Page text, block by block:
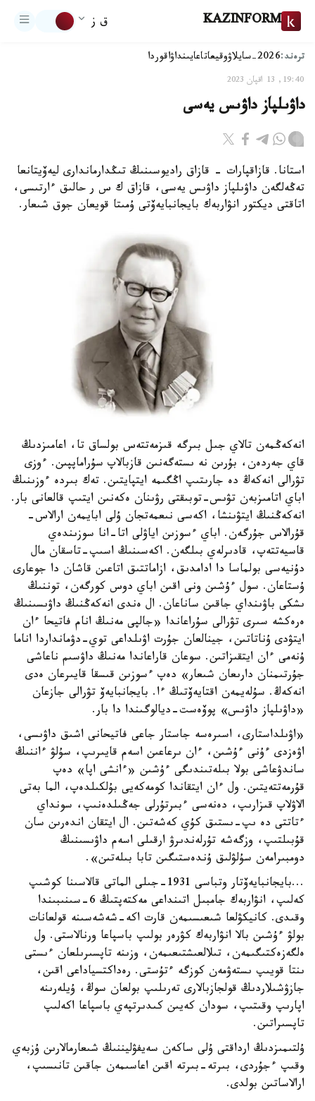
KAZINFORM ق ز
ترەند:2026-سايلاۋ وقيعاتاعايىنداۋاقوردا
19:40, 13 اقپان 2023
داۋىلپاز داۋىس يەسى
استانا. قازاقپارات - قازاق راديوسىنىڭ تىڭدارماندارى ليەۆيتانعا
تەڭەلگەن داۋىلپاز داۋىس يەسى، قازاق ك س ر حالىق ءارتىسى،
اتاقتى ديكتور انۋاربەك بايجانبايەۆتى ۇمىتا قويعان جوق شىعار.
انەكەڭمەن تالاي جىل بىرگە قىزمەتتەس بولساق تا، اعامىزدىڭ
قاي جەردەن، بۇرىن نە ىستەگەنىن قازبالاپ سۇراماپپىن. ءوزى
تۋرالى انەكەڭ دە جارىتىپ اڭگىمە ايتپايتىن. تەك بىردە ءوزىنىڭ
اباي اتامىزبەن تۋىس-توبىقتى رۋىنان ەكەنىن ايتىپ قالعانى بار.
انەكەڭنىڭ ايتۋىنشا، اكەسى نىعمەتجان ۇلى ابايمەن ارالاس-
قۇرالاس جۇرگەن. اباي ءسوزىن اياۋلى اتا-انا سوزىندەي
قاسيەتتەپ، قادىرلەي بىلگەن. اكەسىنىڭ اسىپ-تاسقان مال
دۇنيەسى بولماسا دا ادامدىق، ازاماتتىق اتاعىن قاشان دا جوعارى
ۇستاعان. سول ءۇشىن ونى اقىن اباي دوس كورگەن، توننىڭ
ىشكى باۋىنداي جاقىن ساناعان. ال ەندى انەكەڭنىڭ داۋىسىنىڭ
ەرەكشە سىرى تۋرالى سۇراعاندا «جالپى مەنىڭ انام فاتيحا ءان
ايتۋدى ۇناتاتىن، جينالعان جۇرت اۋىلداعى توي-دۋمانداردا اناما
ۇنەمى ءان ايتقىزاتىن. سوعان قاراعاندا مەنىڭ داۋسىم ناعاشى
جۇرتىمنان دارىعان شىعار» دەپ ءسوزىن قىسقا قايىرعان ەدى
انەكەڭ. سۇلەيمەن اقتايەۆتىڭ ءا. بايجانبايەۆ تۋرالى جازعان
«داۋىلپاز داۋىس» پوۆەست-ديالوگىندا دا بار.
«اۋىلداستارى، اسىرەسە جاستار جاعى فاتيحانى اشىق داۋىسى،
اۋەزدى ءۇنى ءۇشىن، ءان ىرعاعىن اسەم قايىرىپ، سۇلۋ ءاننىڭ
ساندۋعاشى بولا بىلەتىندىگى ءۇشىن «ءانشى اپا» دەپ
قۇرمەتتەيتىن. ول ءان ايتقاندا كومەكەيى بۇلكىلدەپ، الما بەتى
الاۋلاپ قىزارىپ، دەنەسى ءبىرتۇرلى جەڭىلدەنىپ، سونداي
ءتاتتى دە ىپ-ىستىق كۇي كەشەتىن. ال ايتقان اندەرىن سان
قۇبىلتىپ، وزگەشە تۇرلەندىرۋ ارقىلى اسەم داۋىسىنىڭ
دومبىرامەن سۇلۋلىق ۇندەستىگىن تابا بىلەتىن».
...بايجانبايەۆتار وتباسى 1931-جىلى الماتى قالاسىنا كوشىپ
كەلىپ، انۋاربەك جامبىل اتىنداعى مەكتەپتىڭ 6-سىنىبىندا
وقىدى. كانيكۋلعا شىعىسىمەن قارت اكە-شەشەسىنە قولعانات
بولۋ ءۇشىن بالا انۋاربەك كۋرەر بولىپ باسپاعا ورنالاستى. ول
ەلگەزەكتىگىمەن، تىلالعىشتىعىمەن، وزىنە تاپسىرىلعان ءىستى
ىنتا قويىپ ىستەۋمەن كوزگە ءتۇستى. رەداكتسياداعى اقىن،
جازۋشىلاردىڭ قولجازبالارى تەرىلىپ بولعان سوڭ، ۇيلەرىنە
اپارىپ وقىتىپ، سودان كەيىن كىدىرتپەي باسپاعا اكەلىپ
تاپسىراتىن.
ۇلتىمىزدىڭ ارداقتى ۇلى ساكەن سەيفۋليننىڭ شىعارمالارىن ۇزبەي
وقىپ ءجۇردى، بىرتە-بىرتە اقىن اعاسىمەن جاقىن تانىسىپ،
ارالاساتىن بولدى.